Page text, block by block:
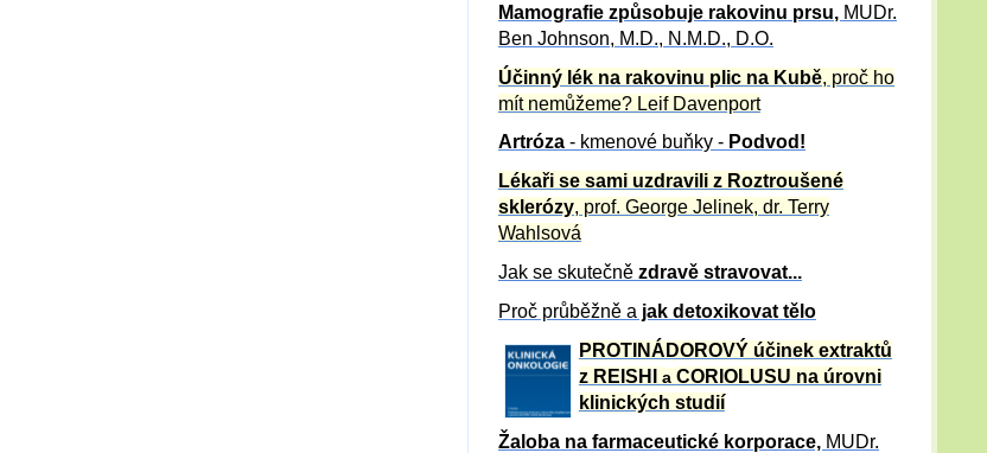
Mamografie způsobuje rakovinu prsu, MUDr.
Ben Johnson, M.D., N.M.D., D.O.
Účinný lék na rakovinu plic na Kubě, proč ho
mít nemůžeme? Leif Davenport
Artróza - kmenové buňky - Podvod!
Lékaři se sami uzdravili z Roztroušené
sklerózy, prof. George Jelinek, dr. Terry
Wahlsová
Jak se skutečně zdravě stravovat...
Proč průběžně a jak detoxikovat tělo
PROTINÁDOROVÝ účinek extraktů
z REISHI a CORIOLUSU na úrovni
klinických studií
Žaloba na farmaceutické korporace, MUDr.